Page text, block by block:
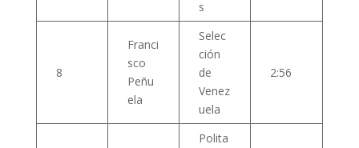
s
8
Franci
sco
Peñu
ela
Selec
ción
de
Venez
uela
2:56
Polita